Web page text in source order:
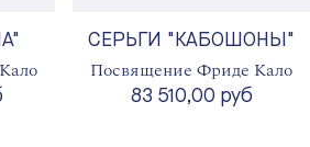
СЕРЬГИ "КАБОШОНЫ"
Посвящение Фриде Кало
83 510,00 руб